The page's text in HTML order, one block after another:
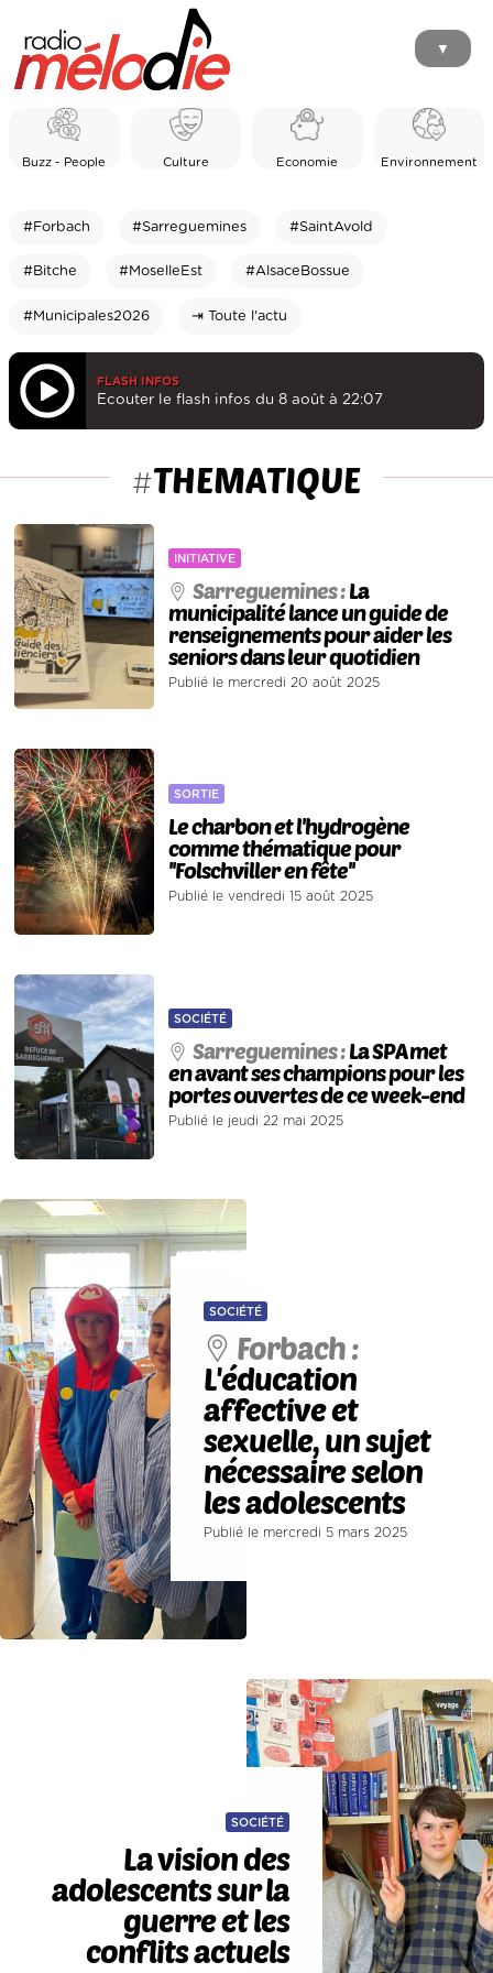
▼
Buzz - People Culture Economie Environnement
#Forbach #Sarreguemines #SaintAvold
#Bitche #MoselleEst #AlsaceBossue
#Municipales2026 ⇥ Toute l'actu
FLASH INFOS
Ecouter le flash infos du 8 août à 22:07
#THEMATIQUE
INITIATIVE
Sarreguemines :La
municipalité lance un guide de
renseignements pour aider les
seniors dans leur quotidien
Publié le mercredi 20 août 2025
SORTIE
Le charbon et l'hydrogène
comme thématique pour
''Folschviller en fête''
Publié le vendredi 15 août 2025
SOCIÉTÉ
Sarreguemines :La SPA met
en avant ses champions pour les
portes ouvertes de ce week-end
Publié le jeudi 22 mai 2025
SOCIÉTÉ
Forbach :
L'éducation
affective et
sexuelle, un sujet
nécessaire selon
les adolescents
Publié le mercredi 5 mars 2025
SOCIÉTÉ
La vision des
adolescents sur la
guerre et les
conflits actuels